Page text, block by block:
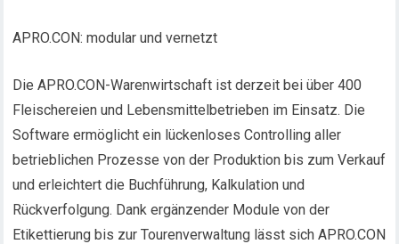
APRO.CON: modular und vernetzt
Die APRO.CON-Warenwirtschaft ist derzeit bei über 400
Fleischereien und Lebensmittelbetrieben im Einsatz. Die
Software ermöglicht ein lückenloses Controlling aller
betrieblichen Prozesse von der Produktion bis zum Verkauf
und erleichtert die Buchführung, Kalkulation und
Rückverfolgung. Dank ergänzender Module von der
Etikettierung bis zur Tourenverwaltung lässt sich APRO.CON